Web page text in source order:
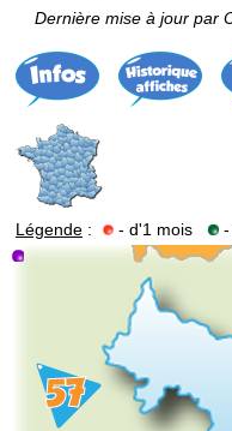
Dernière mise à jour par
Légende : - d'1 mois